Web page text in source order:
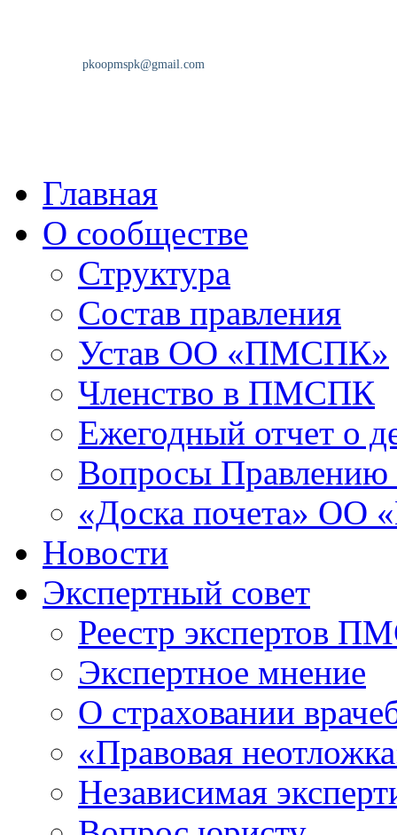
Главная
О сообществе
Структура
Состав правления
Устав ОО «ПМСПК»
Членство в ПМСПК
Ежегодный отчет о
Вопросы
«Доска почета»
Новости
Экспертный совет
Реестр экспертов
Экспертное мнение
О страховании
«Правовая
Независимая